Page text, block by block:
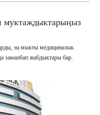
муктаждыктарыңыз
эң мыкты медициналык
заманбап жабдыктары бар.